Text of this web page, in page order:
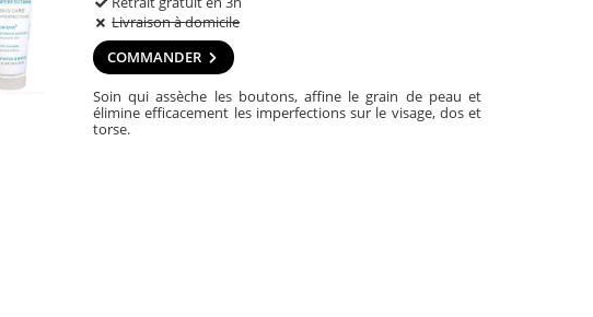
Livraison à domicile
COMMANDER
Soin qui assèche les boutons, affine le grain de peau et
élimine efficacement les imperfections sur le visage, dos et
torse.